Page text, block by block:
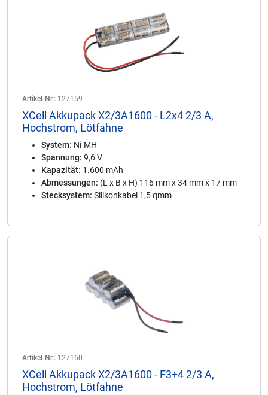
Artikel-Nr.: 127159
XCell Akkupack X2/3A1600 - L2x4 2/3 A,
Hochstrom, Lötfahne
System: Ni-MH
Spannung: 9,6 V
Kapazität: 1.600 mAh
Abmessungen: (L x B x H) 116 mm x 34 mm x 17 mm
Stecksystem: Silikonkabel 1,5 qmm
Artikel-Nr.: 127160
XCell Akkupack X2/3A1600 - F3+4 2/3 A,
Hochstrom, Lötfahne